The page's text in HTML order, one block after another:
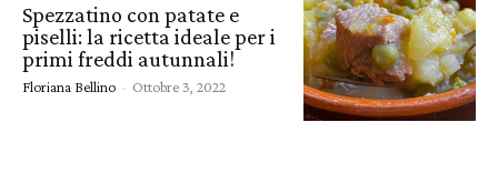
Spezzatino con patate e
piselli: la ricetta ideale per i
primi freddi autunnali!
Floriana Bellino - Ottobre 3, 2022